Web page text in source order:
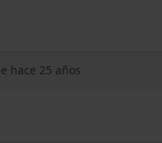
hace 25 años